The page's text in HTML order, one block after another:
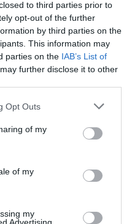
to third parties prior to
opt-out of the further
by third parties on the
This information may
parties on the IAB’s List of
further disclose it to other
uses one or more Google
behaviour. You may click to
and its third-party tags to
purposes in below Google
Opt Outs
of my
of my
my
διότι δεν μπορούν να
ΕΝ ΑΝΔΡΩ
Άνδρο. Να βγάλει τους